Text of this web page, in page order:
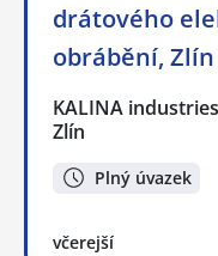
drátového
obrábění, Zlín
KALINA
Zlín
Plný úvazek
včerejší